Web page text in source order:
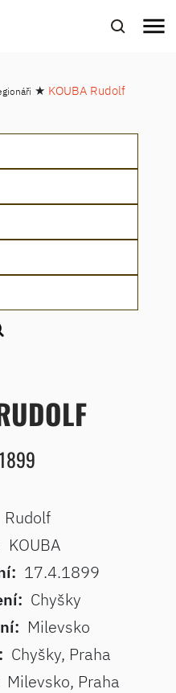
menu
★ KOUBA Rudolf
Rudolf
KOUBA
17.4.1899
Chyšky
Milevsko
Chyšky, Praha
Milevsko, Praha